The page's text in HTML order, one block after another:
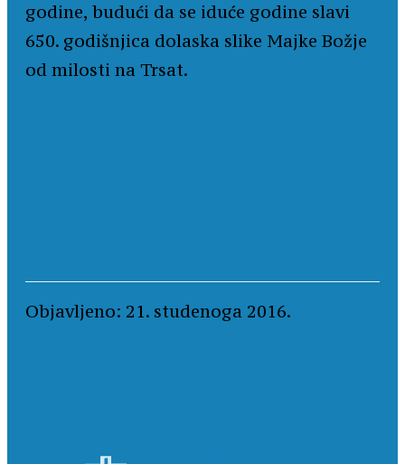
godine, budući da se iduće godine slavi
650. godišnjica dolaska slike Majke Božje
od milosti na Trsat.
Objavljeno: 21. studenoga 2016.